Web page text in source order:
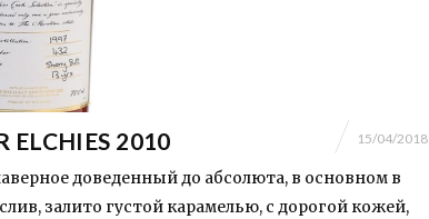
ELCHIES 2010 15/04/2018
доведенный до абсолюта, в основном в
залито густой карамелью, с дорогой кожей,